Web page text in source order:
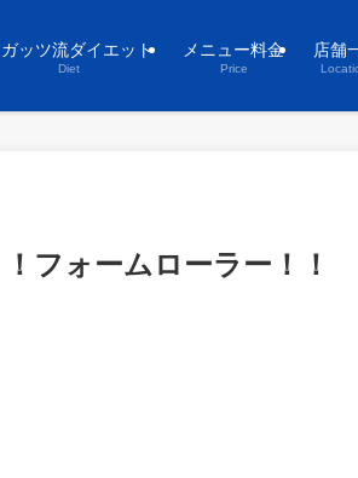
ガッツ流ダイエット
Diet
メニュー料金
Price
店舗
フォームローラー！！